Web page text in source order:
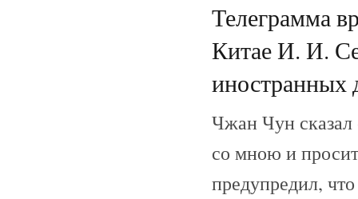
Телеграмма
Китае И. И.
иностранных
Чжан Чун сказал
со мною и
предупредил,